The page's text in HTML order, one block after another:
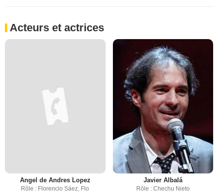
Acteurs et actrices
Angel de Andres Lopez
Rôle : Florencio Sáez, Flo
Javier Albalá
Rôle : Chechu Nieto